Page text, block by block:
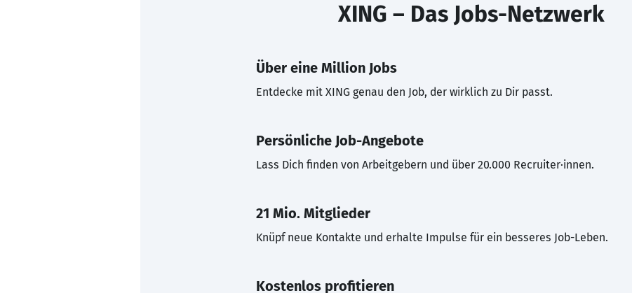
XING – Das Jobs-Netzwerk
Über eine Million Jobs
Entdecke mit XING genau den Job, der wirklich zu Dir passt.
Persönliche Job-Angebote
Lass Dich finden von Arbeitgebern und über 20.000 Recruiter·innen.
21 Mio. Mitglieder
Knüpf neue Kontakte und erhalte Impulse für ein besseres Job-Leben.
Kostenlos profitieren